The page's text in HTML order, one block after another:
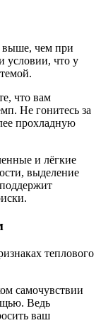
выше, чем при
условии, что у
что вам
Не гонитесь за
прохладную
и лёгкие
выделение
теплового
самочувствии
Ведь
ваш